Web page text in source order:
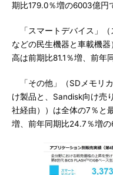
期比179.0％増の6003億円
「スマートデバイス」（
などの民生機器と車載機
高は前期比81.1％増、前年
「その他」（SDメモリ
け製品と、Sandisk向け売
社経由））は全体の7％と
増、前年同期比24.7％増の